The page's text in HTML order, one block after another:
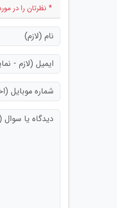
* نظرتان را در